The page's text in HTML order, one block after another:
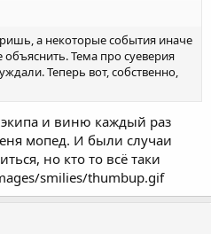
а некоторые события иначе
Тема про суеверия
Теперь вот, собственно,
и виню каждый раз
мопед. И были случаи
но кто то всё таки
smilies/thumbup.gif